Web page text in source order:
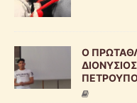
Ο